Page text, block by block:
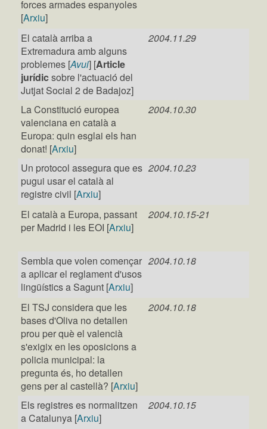
forces armades espanyoles
[Arxiu]
El català arriba a
Extremadura amb alguns
problemes [Avui] [Article
jurídic sobre l'actuació del
Jutjat Social 2 de Badajoz]
2004.11.29
La Constitució europea
valenciana en català a
Europa: quin esglai els han
donat! [Arxiu]
2004.10.30
Un protocol assegura que es
pugui usar el català al
registre civil [Arxiu]
2004.10.23
El català a Europa, passant
per Madrid i les EOI [Arxiu]
2004.10.15-21
Sembla que volen començar
a aplicar el reglament d'usos
lingüístics a Sagunt [Arxiu]
2004.10.18
El TSJ considera que les
bases d'Oliva no detallen
prou per què el valencià
s'exigix en les oposicions a
policia municipal: la
pregunta és, ho detallen
gens per al castellà? [Arxiu]
2004.10.18
Els registres es normalitzen
a Catalunya [Arxiu]
2004.10.15